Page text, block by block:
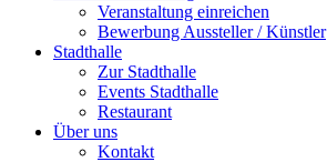
Veranstaltung einreichen
Bewerbung Aussteller / Künstler
Stadthalle
Zur Stadthalle
Events Stadthalle
Restaurant
Über uns
Kontakt